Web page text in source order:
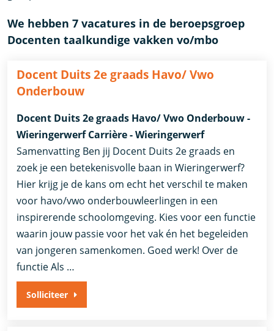
We hebben 7 vacatures in de beroepsgroep
Docenten taalkundige vakken vo/mbo
Docent Duits 2e graads Havo/ Vwo
Onderbouw
Docent Duits 2e graads Havo/ Vwo Onderbouw -
Wieringerwerf Carrière - Wieringerwerf
Samenvatting Ben jij Docent Duits 2e graads en
zoek je een betekenisvolle baan in Wieringerwerf?
Hier krijg je de kans om echt het verschil te maken
voor havo/vwo onderbouwleerlingen in een
inspirerende schoolomgeving. Kies voor een functie
waarin jouw passie voor het vak én het begeleiden
van jongeren samenkomen. Goed werk! Over de
functie Als …
Solliciteer